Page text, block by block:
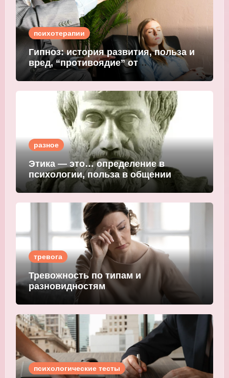
психотерапии
Гипноз: история развития, польза и
вред, “противоядие” от
мошеннического внушения
разное
Этика — это… определение в
психологии, польза в общении
тревога
Тревожность по типам и
разновидностям
психологические тесты